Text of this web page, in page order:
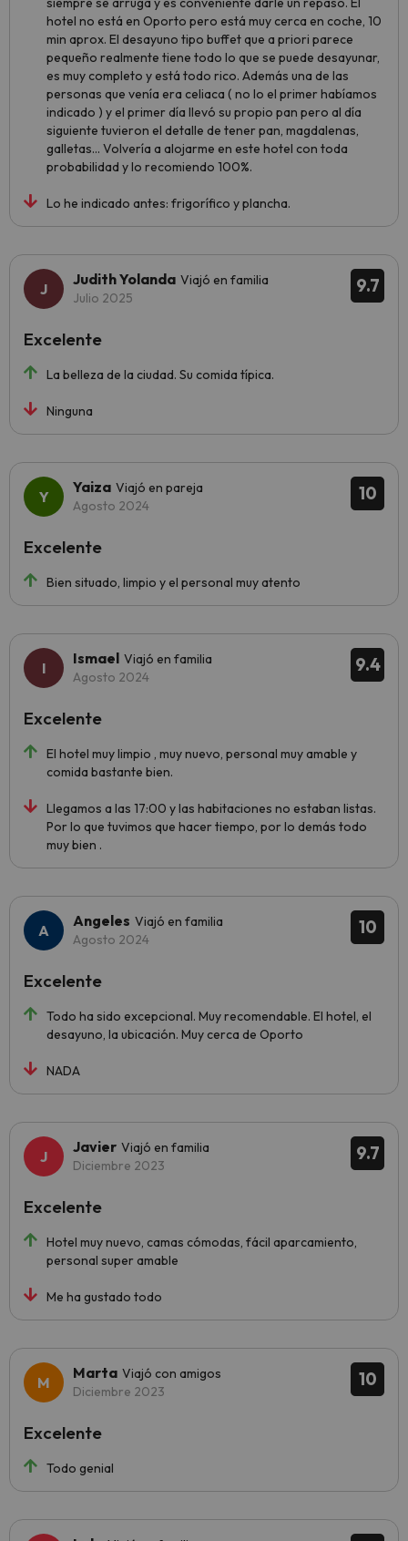
hotel no está en Oporto pero está muy cerca en coche, 10
min aprox. El desayuno tipo buffet que a priori parece
pequeño realmente tiene todo lo que se puede desayunar,
es muy completo y está todo rico. Además una de las
personas que venía era celiaca ( no lo el primer habíamos
indicado ) y el primer día llevó su propio pan pero al día
siguiente tuvieron el detalle de tener pan, magdalenas,
galletas... Volvería a alojarme en este hotel con toda
probabilidad y lo recomiendo 100%.
Lo he indicado antes: frigorífico y plancha.
9.7
Judith Yolanda Viajó en familia
Julio 2025
La belleza de la ciudad. Su comida típica.
Ninguna
Excelente
10
Yaiza Viajó en pareja
Agosto 2024
Bien situado, limpio y el personal muy atento
Excelente
9.4
Ismael Viajó en familia
Agosto 2024
El hotel muy limpio , muy nuevo, personal muy amable y
comida bastante bien.
Llegamos a las 17:00 y las habitaciones no estaban listas.
Por lo que tuvimos que hacer tiempo, por lo demás todo
muy bien .
Excelente
10
Angeles Viajó en familia
Agosto 2024
Todo ha sido excepcional. Muy recomendable. El hotel, el
desayuno, la ubicación. Muy cerca de Oporto
NADA
Excelente
9.7
Javier Viajó en familia
Diciembre 2023
Hotel muy nuevo, camas cómodas, fácil aparcamiento,
personal super amable
Me ha gustado todo
Excelente
10
Marta Viajó con amigos
Diciembre 2023
Todo genial
Excelente